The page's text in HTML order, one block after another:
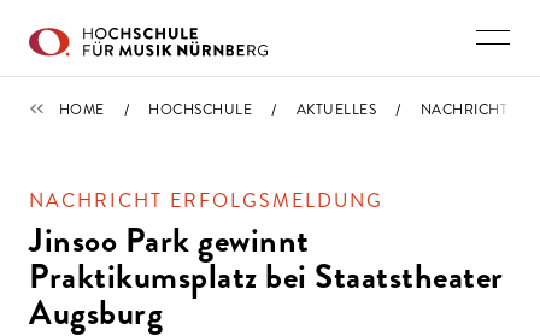
IMPORTIERT
HOME HOCHSCHULE AKTUELLES NACHRICHT
NACHRICHT ERFOLGSMELDUNG
Jinsoo Park gewinnt
Praktikumsplatz bei Staatstheater
Augsburg